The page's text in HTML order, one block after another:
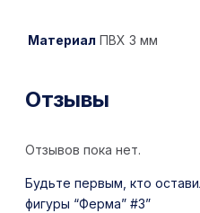
Материал ПВХ 3 мм
Отзывы
Отзывов пока нет.
Будьте первым, кто
фигуры “Ферма” #3”